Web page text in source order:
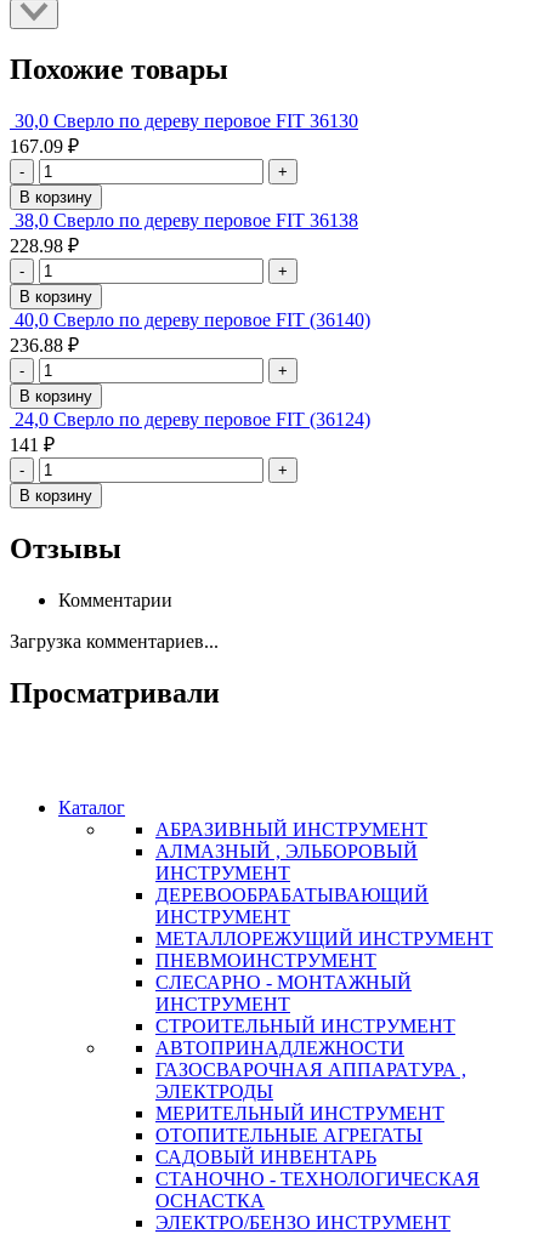
Похожие товары
30,0 Сверло по дереву перовое FIT 36130
167.09 ₽
-
+
В корзину
38,0 Сверло по дереву перовое FIT 36138
228.98 ₽
-
+
В корзину
40,0 Сверло по дереву перовое FIT (36140)
236.88 ₽
-
+
В корзину
24,0 Сверло по дереву перовое FIT (36124)
141 ₽
-
+
В корзину
Отзывы
Комментарии
Загрузка комментариев...
Просматривали
Каталог
АБРАЗИВНЫЙ ИНСТРУМЕНТ
АЛМАЗНЫЙ , ЭЛЬБОРОВЫЙ
ИНСТРУМЕНТ
ДЕРЕВООБРАБАТЫВАЮЩИЙ
ИНСТРУМЕНТ
МЕТАЛЛОРЕЖУЩИЙ ИНСТРУМЕНТ
ПНЕВМОИНСТРУМЕНТ
СЛЕСАРНО - МОНТАЖНЫЙ
ИНСТРУМЕНТ
СТРОИТЕЛЬНЫЙ ИНСТРУМЕНТ
АВТОПРИНАДЛЕЖНОСТИ
ГАЗОСВАРОЧНАЯ АППАРАТУРА ,
ЭЛЕКТРОДЫ
МЕРИТЕЛЬНЫЙ ИНСТРУМЕНТ
ОТОПИТЕЛЬНЫЕ АГРЕГАТЫ
САДОВЫЙ ИНВЕНТАРЬ
СТАНОЧНО - ТЕХНОЛОГИЧЕСКАЯ
ОСНАСТКА
ЭЛЕКТРО/БЕНЗО ИНСТРУМЕНТ